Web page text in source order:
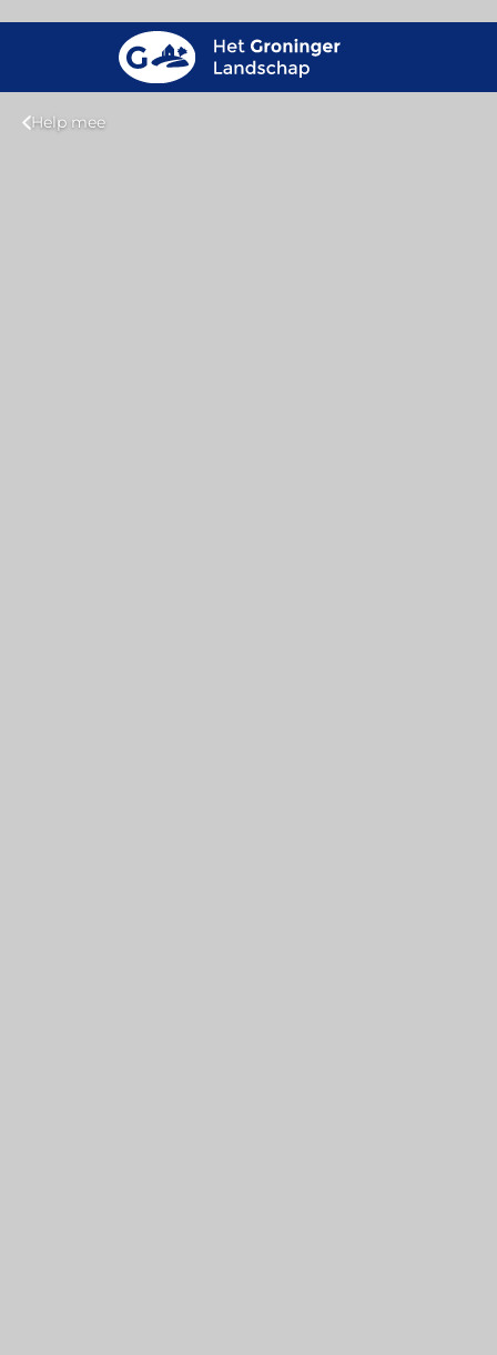
Help mee